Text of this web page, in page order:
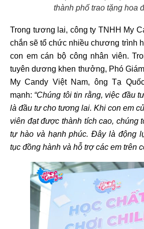
thành phố trao tặng hoa
Trong tương lai, công ty TNHH My
chắn sẽ tổ chức nhiều chương trình
con em cán bộ công nhân viên.
tuyên dương khen thưởng, Phó
My Candy Việt Nam, ông Tạ
mạnh: “Chúng tôi tin rằng, việc đầu
là đầu tư cho tương lai. Khi con em
viên đạt được thành tích cao, chúng
tự hào và hạnh phúc. Đây là động
tục đồng hành và hỗ trợ các em trên